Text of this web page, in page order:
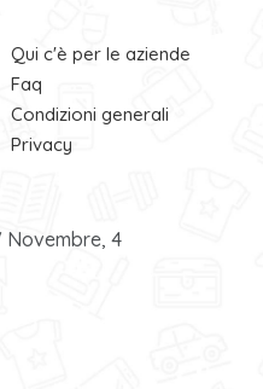
Qui c'è per le aziende
Faq
Condizioni generali
Privacy
Novembre, 4